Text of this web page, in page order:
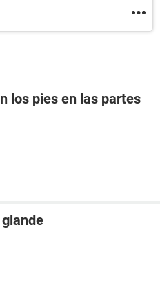
los pies en las partes